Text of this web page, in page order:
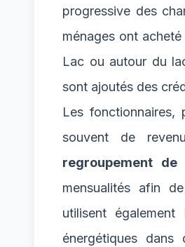
progressive des
ménages ont
Lac ou autour du
sont ajoutés des
Les fonctionnaires,
souvent de
regroupement
mensualités afin
utilisent également
énergétiques